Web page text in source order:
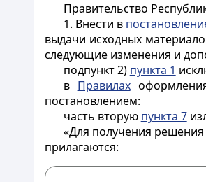
Правительство
1. Внести в
выдачи исходных
следующие изменения и
подпункт 2) пункта 1
в Правилахоформления
постановлением:
часть вторую пункта 7
«Для получения
прилагаются: